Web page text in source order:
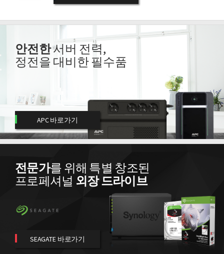
안전한서버 전력,
정전을 대비한 필수품
APC 바로가기
전문가를 위해 특별 창조된
프로페셔널 외장 드라이브
SEAGATE 바로가기